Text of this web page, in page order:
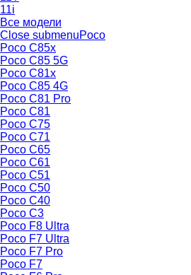
11i
Все модели
Close submenuPoco
Poco C85x
Poco C85 5G
Poco C81x
Poco C85 4G
Poco C81 Pro
Poco C81
Poco C75
Poco C71
Poco C65
Poco C61
Poco C51
Poco C50
Poco C40
Poco C3
Poco F8 Ultra
Poco F7 Ultra
Poco F7 Pro
Poco F7